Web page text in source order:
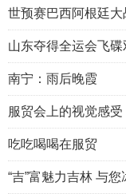
世预赛巴西阿根廷
山东夺得全运会飞
南宁：雨后晚霞
服贸会上的视觉感受
吃吃喝喝在服贸
“吉”富魅力吉林 与您